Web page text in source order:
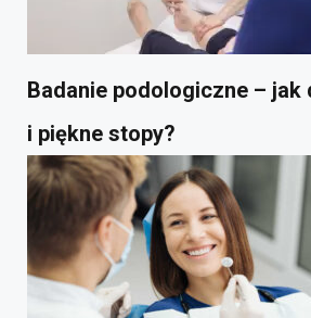
Badanie podologiczne – jak
i piękne stopy?